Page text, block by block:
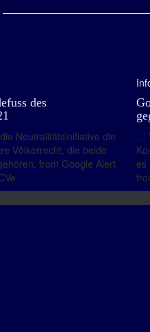
des
Neutralitätsinitiative die
Völkerrecht, die beide
from Google Alert
…
es